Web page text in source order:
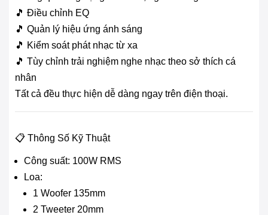
🎵 Điều chỉnh EQ
🎵 Quản lý hiệu ứng ánh sáng
🎵 Kiểm soát phát nhạc từ xa
🎵 Tùy chỉnh trải nghiệm nghe nhạc theo sở thích cá
nhân
Tất cả đều thực hiện dễ dàng ngay trên điện thoại.
📋 Thông Số Kỹ Thuật
Công suất: 100W RMS
Loa:
1 Woofer 135mm
2 Tweeter 20mm